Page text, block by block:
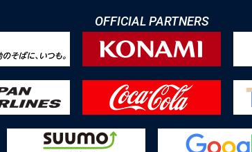
OFFICIAL PARTNERS